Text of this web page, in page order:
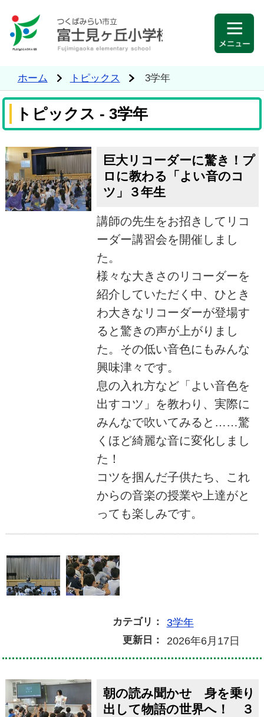
ホーム トピックス 3学年
トピックス - 3学年
巨大リコーダーに驚き！プ
ロに教わる「よい音のコ
ツ」３年生
講師の先生をお招きしてリコ
ーダー講習会を開催しまし
た。
様々な大きさのリコーダーを
紹介していただく中、ひとき
わ大きなリコーダーが登場す
ると驚きの声が上がりまし
た。その低い音色にもみんな
興味津々です。
息の入れ方など「よい音色を
出すコツ」を教わり、実際に
みんなで吹いてみると……驚
くほど綺麗な音に変化しまし
た！
コツを掴んだ子供たち、これ
からの音楽の授業や上達がと
っても楽しみです。
カテゴリ： 3学年
更新日： 2026年6月17日
朝の読み聞かせ 身を乗り
出して物語の世界へ！ ３